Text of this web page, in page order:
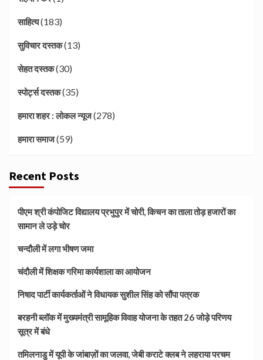
साहित्य(183)
सुविचार दस्तक(13)
सेहत दस्तक(30)
स्पोर्ट्स दस्तक(35)
हमारा शहर : लोकल न्यूज(278)
हमारा समाज(59)
Recent Posts
पीएम श्री कंपोजिट विद्यालय प्रभुपुर में चोरी, किचन का ताला तोड़ हजारों का
सामान ले उड़े चोर
चन्दौली में लगा भीषण जमा
चंदौली में शिक्षक गरिमा कार्यशाला का आयोजन
निषाद पार्टी कार्यकर्ताओं ने विधायक सुशील सिंह को सौंपा पत्रक
बरहनी ब्लॉक में मुख्यमंत्री सामूहिक विवाह योजना के तहत 26 जोड़े परिणय
सूत्र में बंधे
तमिलनाडु में यूपी के जांबाज़ों का जलवा, जेबी कराटे क्लब ने लहराया परचम